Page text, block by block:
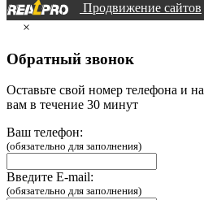
Продвижение сайтов
×
Обратный звонок
Оставьте свой номер телефона и
вам в течение 30 минут
Ваш телефон:
(обязательно для заполнения)
Введите E-mail:
(обязательно для заполнения)